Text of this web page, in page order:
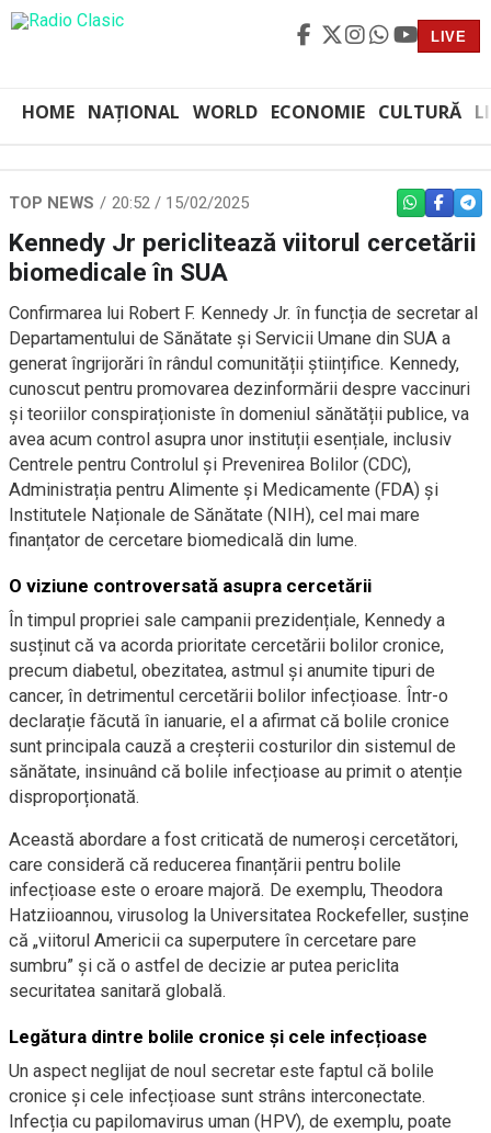
LIVE
HOME NAȚIONAL WORLD ECONOMIE CULTURĂ
TOP NEWS 20:52 / 15/02/2025 WHATSAPP
Kennedy Jr periclitează viitorul cercetării
biomedicale în SUA
Confirmarea lui Robert F. Kennedy Jr. în funcția de secretar al
Departamentului de Sănătate și Servicii Umane din SUA a
generat îngrijorări în rândul comunității științifice. Kennedy,
cunoscut pentru promovarea dezinformării despre vaccinuri
și teoriilor conspiraționiste în domeniul sănătății publice, va
avea acum control asupra unor instituții esențiale, inclusiv
Centrele pentru Controlul și Prevenirea Bolilor (CDC),
Administrația pentru Alimente și Medicamente (FDA) și
Institutele Naționale de Sănătate (NIH), cel mai mare
finanțator de cercetare biomedicală din lume.
O viziune controversată asupra cercetării
În timpul propriei sale campanii prezidențiale, Kennedy a
susținut că va acorda prioritate cercetării bolilor cronice,
precum diabetul, obezitatea, astmul și anumite tipuri de
cancer, în detrimentul cercetării bolilor infecțioase. Într-o
declarație făcută în ianuarie, el a afirmat că bolile cronice
sunt principala cauză a creșterii costurilor din sistemul de
sănătate, insinuând că bolile infecțioase au primit o atenție
disproporționată.
Această abordare a fost criticată de numeroși cercetători,
care consideră că reducerea finanțării pentru bolile
infecțioase este o eroare majoră. De exemplu, Theodora
Hatziioannou, virusolog la Universitatea Rockefeller, susține
că „viitorul Americii ca superputere în cercetare pare
sumbru” și că o astfel de decizie ar putea periclita
securitatea sanitară globală.
Legătura dintre bolile cronice și cele infecțioase
Un aspect neglijat de noul secretar este faptul că bolile
cronice și cele infecțioase sunt strâns interconectate.
Infecția cu papilomavirus uman (HPV), de exemplu, poate